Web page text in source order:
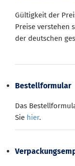
Gültigkeit der
Preise verstehen
der deutschen
Bestellformular
Das
Sie hier.